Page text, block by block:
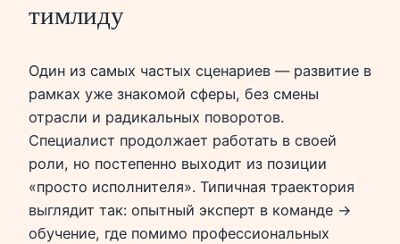
тимлиду
Один из самых частых сценариев — развитие в
рамках уже знакомой сферы, без смены
отрасли и радикальных поворотов.
Специалист продолжает работать в своей
роли, но постепенно выходит из позиции
«просто исполнителя». Типичная траектория
выглядит так: опытный эксперт в команде →
обучение, где помимо профессиональных